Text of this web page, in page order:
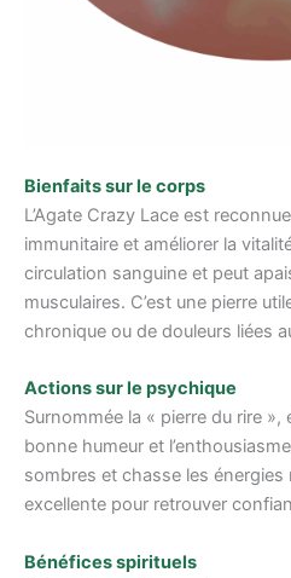
Bienfaits sur le corps
L’Agate Crazy Lace est
immunitaire et améliorer la
circulation sanguine et peut
musculaires. C’est une pierre
chronique ou de douleurs liées
Actions sur le psychique
Surnommée la « pierre du rire »,
bonne humeur et
sombres et chasse les
excellente pour retrouver
Bénéfices spirituels